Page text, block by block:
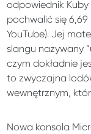
odpowiednik
pochwalić się
YouTube). Jej
slangu nazywany
czym dokładnie
to zwyczajna
wewnętrznym,
Nowa konsola